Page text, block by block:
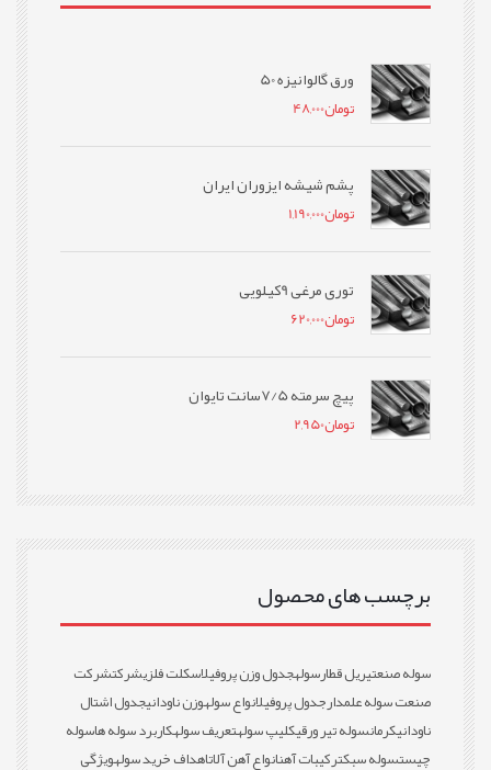
ورق گالوانیزه 50
تومان48,000
پشم شیشه ایزوران ایران
تومان1,190,000
توری مرغی 9کیلویی
تومان620,000
پیچ سرمته 7/5سانت تایوان
تومان2,950
برچسب های محصول
سوله صنعتیریل قطارسولهجدول وزن پروفیلاسکلت فلزیشرکتشرکت
صنعت سوله علمدارجدول پروفیلانواع سولهوزن ناودانیجدول اشتال
ناودانیکرمانسوله تیر ورقیکلیپ سولهتعریف سولهکاربرد سوله هاسوله
چیستسوله سبکترکیبات آهنانواع آهن آلاتاهداف خرید سولهویژگی